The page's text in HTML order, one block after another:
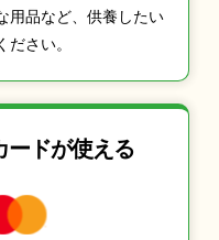
用品など、供養したい
さい。
ードが使える